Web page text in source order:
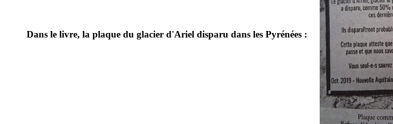
Dans le livre, la plaque du glacier d'Ariel disparu dans les Pyrénées :